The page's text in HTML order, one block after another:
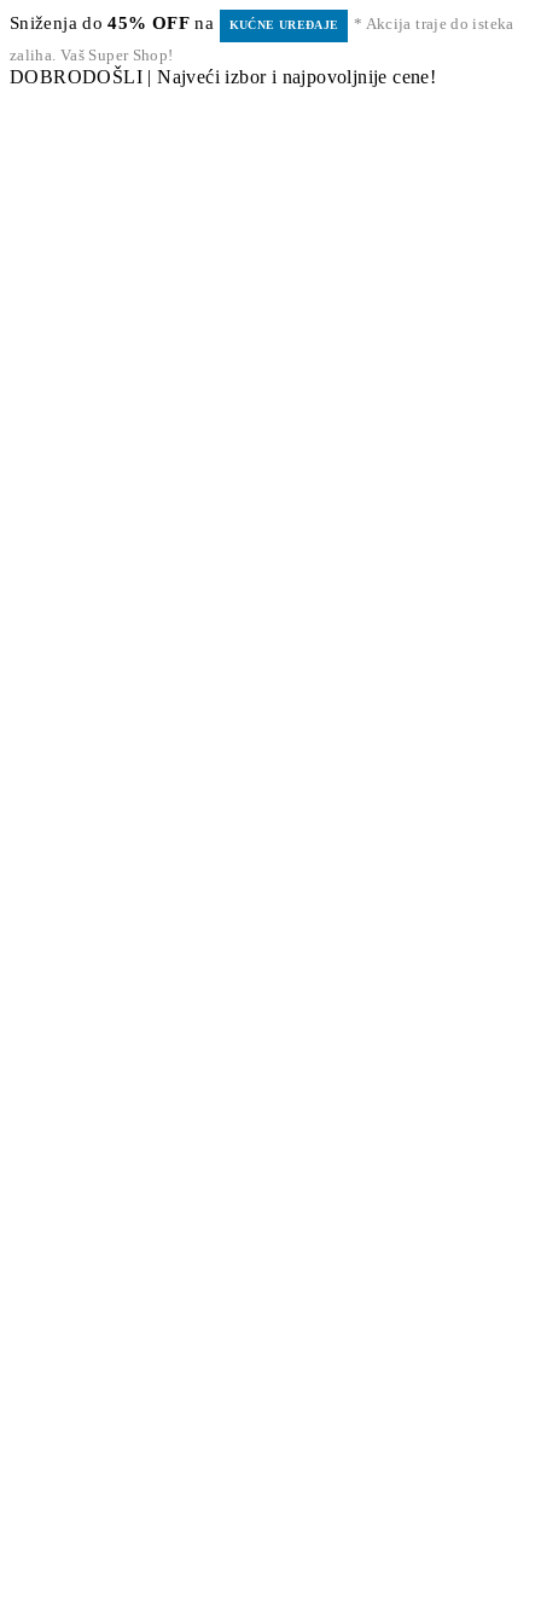
Sniženja do45% OFF na KUĆNE UREĐAJE
* Akcija traje do isteka
zaliha. Vaš Super Shop!
DOBRODOŠLI | Najveći izbor i najpovoljnije cene!